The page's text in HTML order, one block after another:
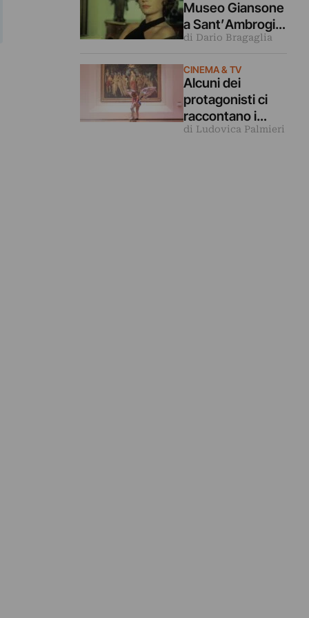
Museo Giansone
a Sant’Ambrogio
di Torino riporta
scultore che
ispirò il libro La
donna della
domenica
di Dario Bragaglia
CINEMA & TV
Alcuni dei
protagonisti ci
raccontano i
retroscena di
di Ludovica Palmieri